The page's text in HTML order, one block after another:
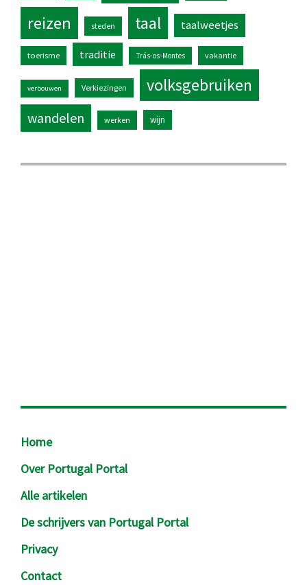
reizen steden taal taalweetjes
toerisme traditie Trás-os-Montes vakantie
verbouwen Verkiezingen volksgebruiken
wandelen werken wijn
Footer
Home
Over Portugal Portal
Alle artikelen
De schrijvers van Portugal Portal
Privacy
Contact